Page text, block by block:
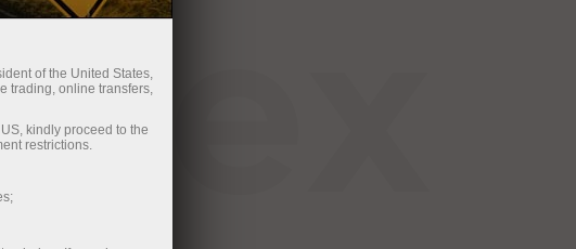
of the United States,
trading, online transfers,
kindly proceed to the
restrictions.